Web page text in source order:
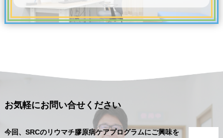
お気軽にお問い合せください
今回、SRCのリウマチ膠原病ケアプログラムにご興味を